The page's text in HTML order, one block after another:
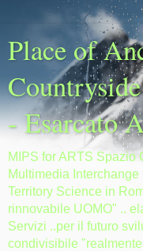
Place of
- Esarcato
MIPS for ARTS Spazio
Multimedia
Territory Science in
rinnovabile UOMO" ..
Servizi ..per il futuro
condivisibile